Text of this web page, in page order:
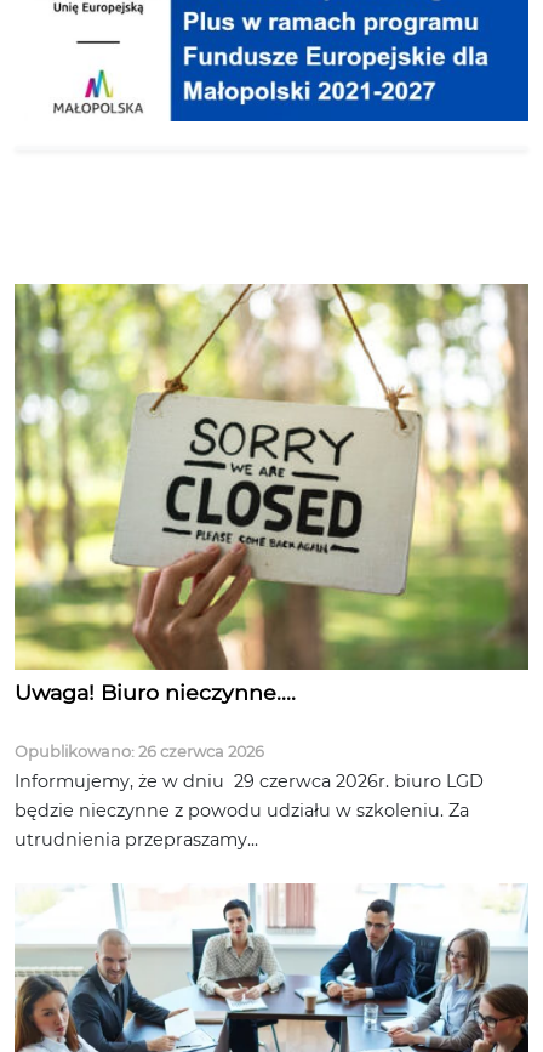
Uwaga! Biuro nieczynne....
Opublikowano: 26 czerwca 2026
Informujemy, że w dniu 29 czerwca 2026r. biuro LGD
będzie nieczynne z powodu udziału w szkoleniu. Za
utrudnienia przepraszamy...